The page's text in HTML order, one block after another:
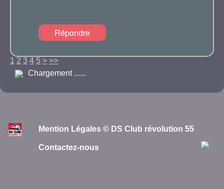
Répondre
1 2 3 4 5 > >>
Chargement ......
Mention Légales © DS Club révolution 55
Contactez-nous